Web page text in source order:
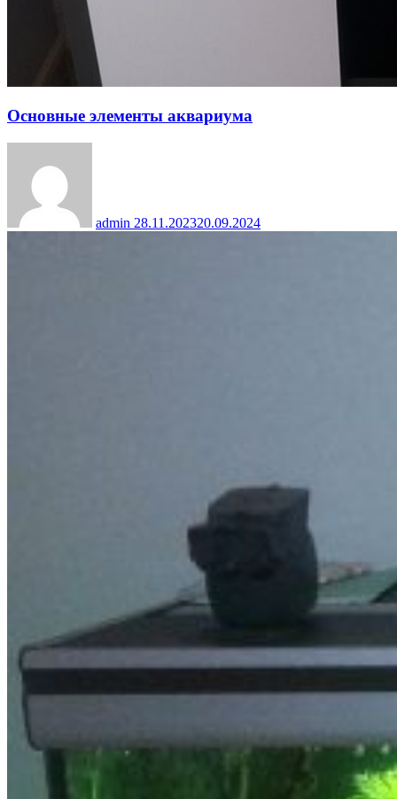
Основные элементы аквариума
admin 28.11.202320.09.2024